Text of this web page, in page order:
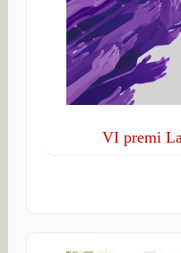
VI premi